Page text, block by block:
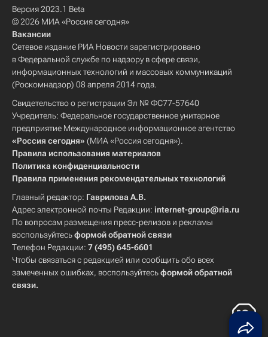
Версия 2023.1 Beta
© 2026 МИА «Россия сегодня»
Вакансии
Сетевое издание РИА Новости зарегистрировано
в Федеральной службе по надзору в сфере связи,
информационных технологий и массовых коммуникаций
(Роскомнадзор) 08 апреля 2014 года.
Свидетельство о регистрации Эл № ФС77-57640
Учредитель: Федеральное государственное унитарное
предприятие Международное информационное агентство
«Россия сегодня» (МИА «Россия сегодня»).
Правила использования материалов
Политика конфиденциальности
Правила применения рекомендательных технологий
Главный редактор: Гаврилова А.В.
Адрес электронной почты Редакции: internet-group@ria.ru
По вопросам размещения пресс-релизов и рекламы
воспользуйтесьформой обратной связи
Телефон Редакции: 7 (495) 645-6601
Чтобы связаться с редакцией или сообщить обо всех
замеченных ошибках, воспользуйтесьформой обратной
связи.